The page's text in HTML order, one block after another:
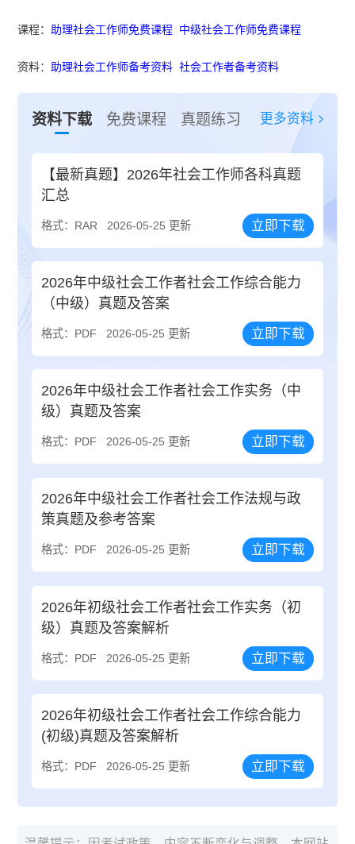
课程：助理社会工作师免费课程 中级社会工作师免费课程
资料：助理社会工作师备考资料 社会工作者备考资料
资料下载 免费课程 真题练习 更多资料
【最新真题】2026年社会工作师各科真题
汇总
格式：RAR 2026-05-25 更新 立即下载
2026年中级社会工作者社会工作综合能力
（中级）真题及答案
格式：PDF 2026-05-25 更新 立即下载
2026年中级社会工作者社会工作实务（中
级）真题及答案
格式：PDF 2026-05-25 更新 立即下载
2026年中级社会工作者社会工作法规与政
策真题及参考答案
格式：PDF 2026-05-25 更新 立即下载
2026年初级社会工作者社会工作实务（初
级）真题及答案解析
格式：PDF 2026-05-25 更新 立即下载
2026年初级社会工作者社会工作综合能力
(初级)真题及答案解析
格式：PDF 2026-05-25 更新 立即下载